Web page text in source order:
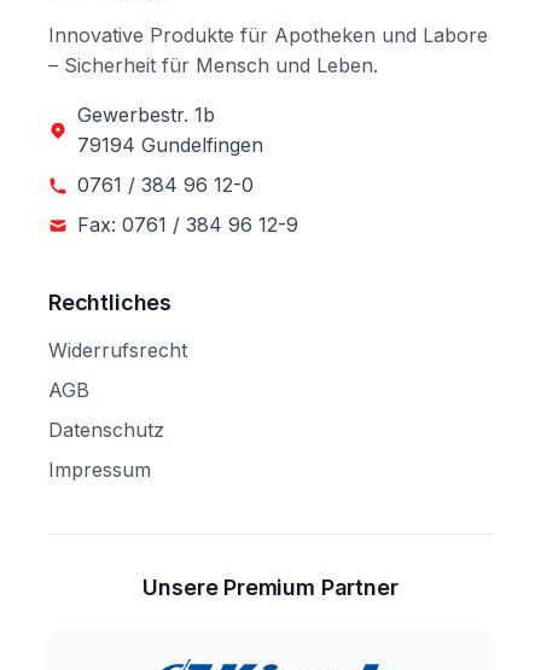
Innovative Produkte für Apotheken und Labore
– Sicherheit für Mensch und Leben.
Gewerbestr. 1b
79194 Gundelfingen
0761 / 384 96 12-0
Fax: 0761 / 384 96 12-9
Rechtliches
Widerrufsrecht
AGB
Datenschutz
Impressum
Unsere Premium Partner